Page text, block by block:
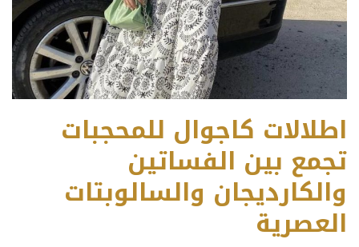
اطلالات كاجوال للمحجبات
تجمع بين الفساتين
والكارديجان والسالوبتات
العصرية